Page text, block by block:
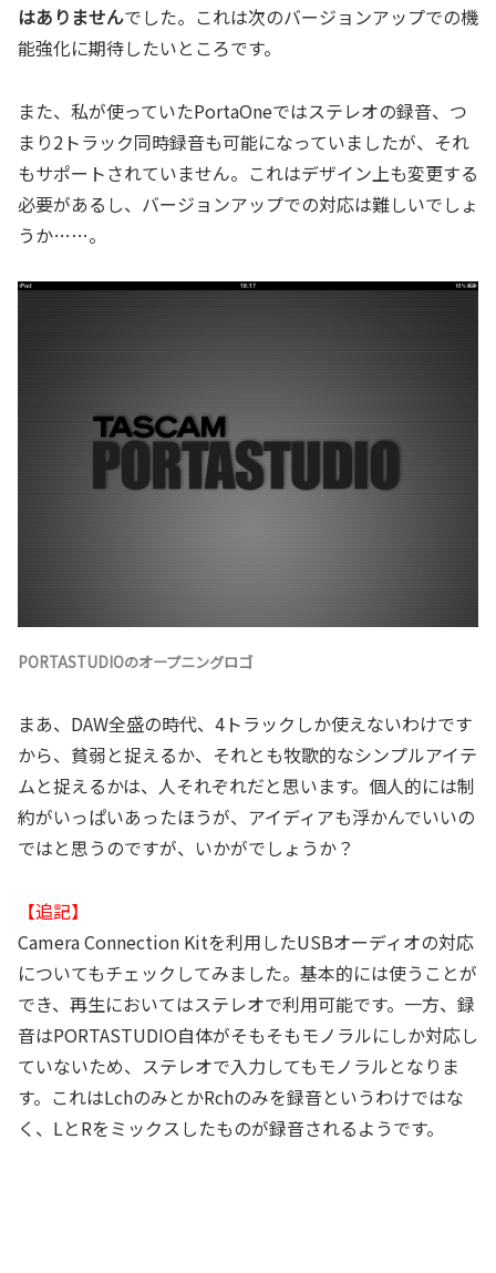
はありませんでした。これは次のバージョンアップでの機
能強化に期待したいところです。
また、私が使っていたPortaOneではステレオの録音、つ
まり2トラック同時録音も可能になっていましたが、それ
もサポートされていません。これはデザイン上も変更する
必要があるし、バージョンアップでの対応は難しいでしょ
うか……。
PORTASTUDIOのオープニングロゴ
まあ、DAW全盛の時代、4トラックしか使えないわけです
から、貧弱と捉えるか、それとも牧歌的なシンプルアイテ
ムと捉えるかは、人それぞれだと思います。個人的には制
約がいっぱいあったほうが、アイディアも浮かんでいいの
ではと思うのですが、いかがでしょうか？
【追記】
Camera Connection Kitを利用したUSBオーディオの対応
についてもチェックしてみました。基本的には使うことが
でき、再生においてはステレオで利用可能です。一方、録
音はPORTASTUDIO自体がそもそもモノラルにしか対応し
ていないため、ステレオで入力してもモノラルとなりま
す。これはLchのみとかRchのみを録音というわけではな
く、LとRをミックスしたものが録音されるようです。